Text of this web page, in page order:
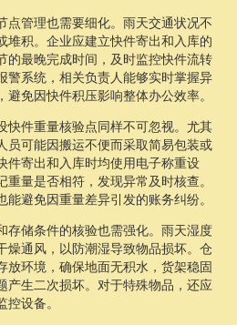
点管理也需要细化。雨天交通状况不
堆积。企业应建立快件寄出和入库的
的最晚完成时间，及时监控快件流转
警系统，相关负责人能够实时掌握异
免因快件积压影响整体办公效率。
快件重量核验点同样不可忽视。尤其
员可能因搬运不便而采取简易包装或
件寄出和入库时均使用电子称重设
量是否相符，发现异常及时核查。
避免因重量差异引发的账务纠纷。
存储条件的核验也需强化。雨天湿度
燥通风，以防潮湿导致物品损坏。仓
放环境，确保地面无积水，货架稳固
产生二次损坏。对于特殊物品，还应
设备。